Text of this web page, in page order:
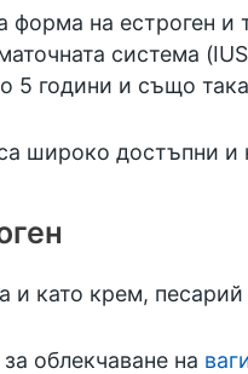
на естроген и
система
5 години и също
широко достъпни и
и като крем,
облекчаване на